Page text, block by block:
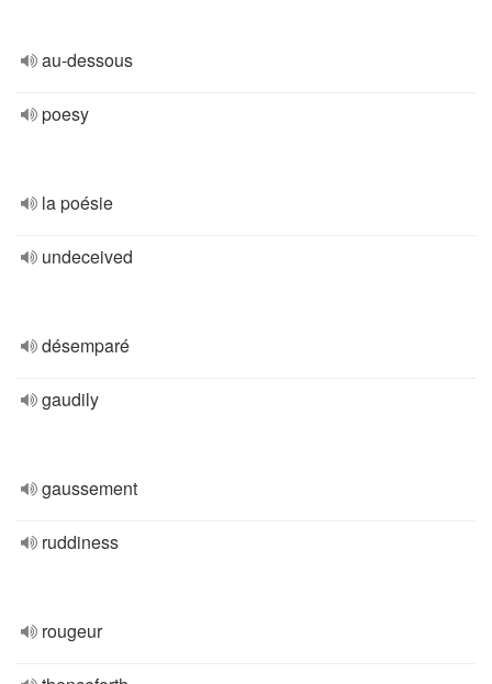
au-dessous
poesy
la poésie
undeceived
désemparé
gaudily
gaussement
ruddiness
rougeur